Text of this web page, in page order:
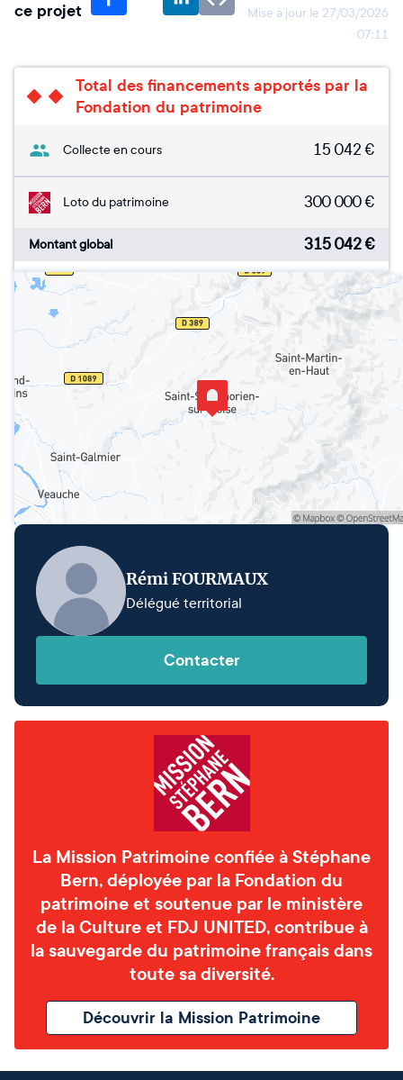
ce projet Mise à jour le 27/03/2026
07:11
Total des financements apportés par la
Fondation du patrimoine
Collecte en cours 15 042 €
Loto du patrimoine 300 000€
Montant global 315 042€
Rémi FOURMAUX
Délégué territorial
Contacter
La Mission Patrimoine confiée à Stéphane
Bern, déployée par la Fondation du
patrimoine et soutenue par le ministère
de la Culture et FDJ UNITED, contribue à
la sauvegarde du patrimoine français dans
toute sa diversité.
Découvrir la Mission Patrimoine